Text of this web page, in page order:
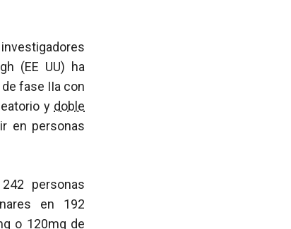
(EE UU) ha
fase IIa con
y doble
en personas
personas
en 192
o 120mg de